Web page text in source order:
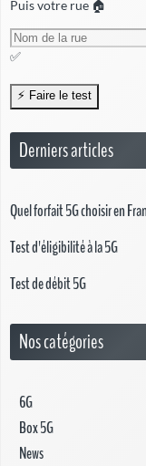
Puis votre rue 🏠
✅
Derniers articles
Quel forfait 5G choisir en
Test d'éligibilité à la 5G
Test de débit 5G
Nos catégories
6G
Box 5G
News